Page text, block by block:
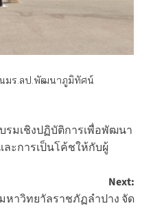
มร.ลป.พัฒนาภูมิทัศน์
มเชิงปฏิบัติการเพื่อพัฒนา
ะการเป็นโค้ชให้กับผู้
Next:
าวิทยาัลราชภัฏลำปาง จัด